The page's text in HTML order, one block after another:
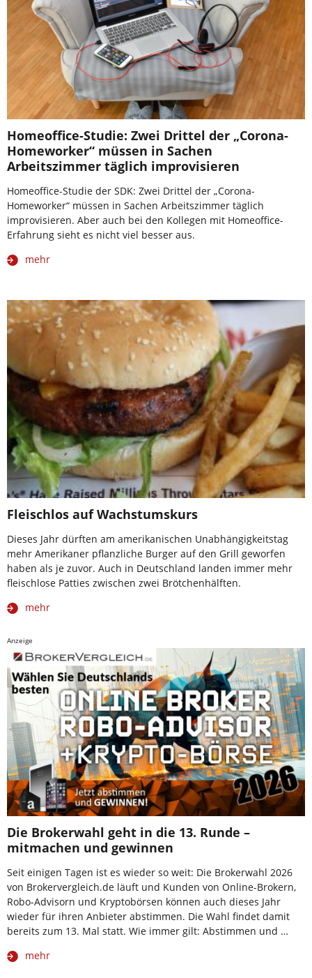
Homeoffice-Studie: Zwei Drittel der „Corona-
Homeworker“ müssen in Sachen
Arbeitszimmer täglich improvisieren
Homeoffice-Studie der SDK: Zwei Drittel der „Corona-
Homeworker“ müssen in Sachen Arbeitszimmer täglich
improvisieren. Aber auch bei den Kollegen mit Homeoffice-
Erfahrung sieht es nicht viel besser aus.
mehr
Fleischlos auf Wachstumskurs
Dieses Jahr dürften am amerikanischen Unabhängigkeitstag
mehr Amerikaner pflanzliche Burger auf den Grill geworfen
haben als je zuvor. Auch in Deutschland landen immer mehr
fleischlose Patties zwischen zwei Brötchenhälften.
mehr
Anzeige
Die Brokerwahl geht in die 13. Runde –
mitmachen und gewinnen
Seit einigen Tagen ist es wieder so weit: Die Brokerwahl 2026
von Brokervergleich.de läuft und Kunden von Online-Brokern,
Robo-Advisorn und Kryptobörsen können auch dieses Jahr
wieder für ihren Anbieter abstimmen. Die Wahl findet damit
bereits zum 13. Mal statt. Wie immer gilt: Abstimmen und …
mehr